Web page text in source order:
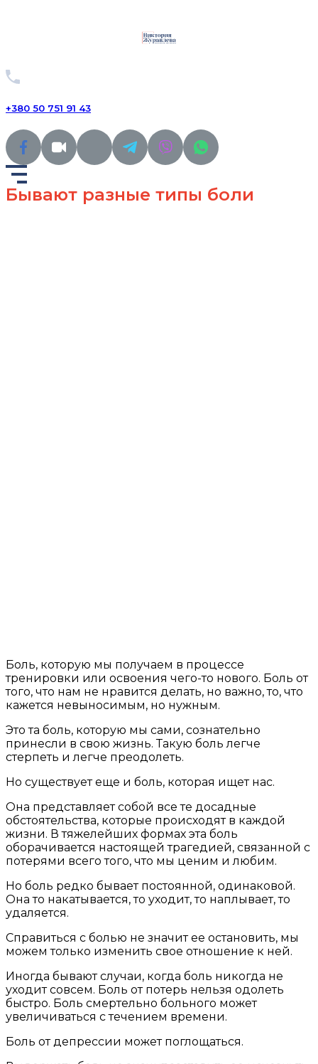
+380 50 751 91 43
Бывают разные типы боли
Боль, которую мы получаем в процессе
тренировки или освоения чего-то нового. Боль от
того, что нам не нравится делать, но важно, то, что
кажется невыносимым, но нужным.
Это та боль, которую мы сами, сознательно
принесли в свою жизнь. Такую боль легче
стерпеть и легче преодолеть.
Но существует еще и боль, которая ищет нас.
Она представляет собой все те досадные
обстоятельства, которые происходят в каждой
жизни. В тяжелейших формах эта боль
оборачивается настоящей трагедией, связанной с
потерями всего того, что мы ценим и любим.
Но боль редко бывает постоянной, одинаковой.
Она то накатывается, то уходит, то наплывает, то
удаляется.
Справиться с болью не значит ее остановить, мы
можем только изменить свое отношение к ней.
Иногда бывают случаи, когда боль никогда не
уходит совсем. Боль от потерь нельзя одолеть
быстро. Боль смертельно больного может
увеличиваться с течением времени.
Боль от депрессии может поглощаться.